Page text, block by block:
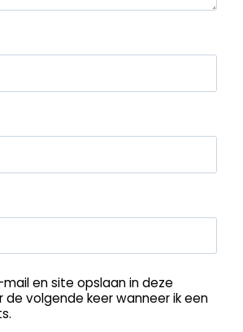
mail en site opslaan in deze
de volgende keer wanneer ik een